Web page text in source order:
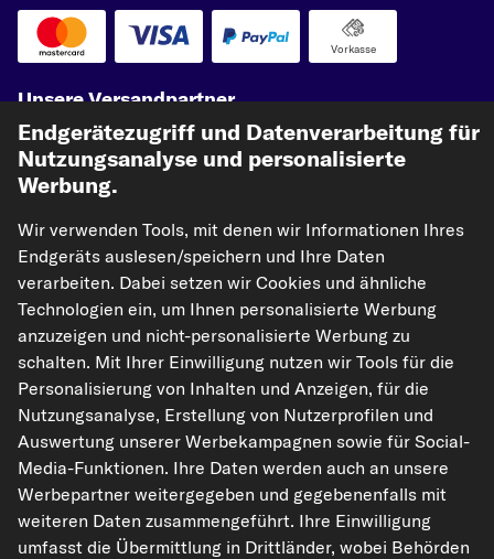
Vorkasse
Unsere Versandpartner
kfzteile24.de carpardoo.nl
carpardoo.fr
carpardoo.dk
Die hier dargestellten Daten, insbesondere die gesamte Datenbank, dürfen
nicht vervielfältigt werden. Die Vervielfältigung und Verbreitung der Daten und
der Datenbank ohne vorherige Einwilligung von TecAlliance und/oder die
Einbeziehung Dritter in solche Aktivitäten ist streng verboten. Jegliche
unautorisierte Nutzung von Inhalten stellt eine Verletzung des Urheberrechts
dar und kann rechtliche Schritte nach sich ziehen.
Endgerätezugriff und Datenverarbeitung für
Nutzungsanalyse und personalisierte
Werbung.
Wir verwenden Tools, mit denen wir Informationen Ihres
Endgeräts auslesen/speichern und Ihre Daten
verarbeiten. Dabei setzen wir Cookies und ähnliche
Technologien ein, um Ihnen personalisierte Werbung
anzuzeigen und nicht-personalisierte Werbung zu
schalten. Mit Ihrer Einwilligung nutzen wir Tools für die
Personalisierung von Inhalten und Anzeigen, für die
Nutzungsanalyse, Erstellung von Nutzerprofilen und
Auswertung unserer Werbekampagnen sowie für Social-
Media-Funktionen. Ihre Daten werden auch an unsere
Werbepartner weitergegeben und gegebenenfalls mit
weiteren Daten zusammengeführt. Ihre Einwilligung
umfasst die Übermittlung in Drittländer, wobei Behörden